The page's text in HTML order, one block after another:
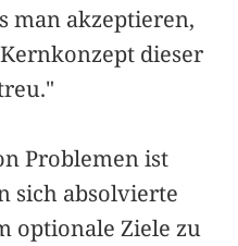
man akzeptieren,
dieser
Problemen ist
sich absolvierte
optionale Ziele zu